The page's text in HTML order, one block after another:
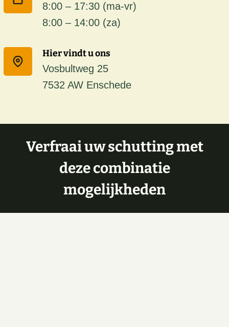
8:00 – 17:30 (ma-vr)
8:00 – 14:00 (za)
Hier vindt u ons
Vosbultweg 25
7532 AW Enschede
Verfraai uw schutting met
deze combinatie
mogelijkheden